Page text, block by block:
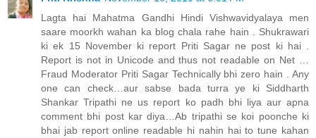
Lagta hai Mahatma Gandhi Hindi Vishwavidyalaya men
saare moorkh wahan ka blog chala rahe hain . Shukrawari
ki ek 15 November ki report Priti Sagar ne post ki hai .
Report is not in Unicode and thus not readable on Net …
Fraud Moderator Priti Sagar Technically bhi zero hain . Any
one can check…aur sabse bada turra ye ki Siddharth
Shankar Tripathi ne us report ko padh bhi liya aur apna
comment bhi post kar diya…Ab tripathi se koi poonche ki
bhai jab report online readable hi nahin hai to tune kahan